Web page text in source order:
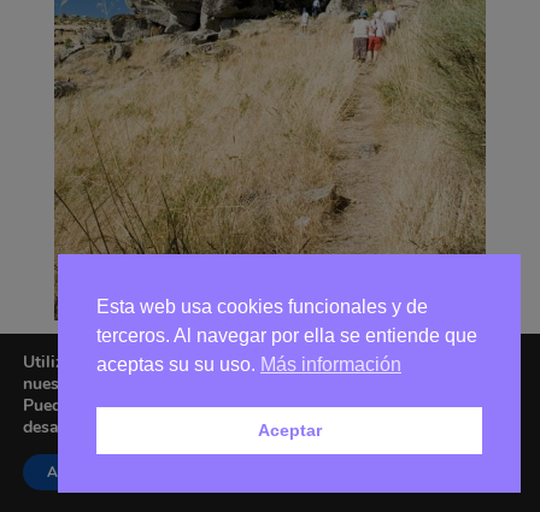
Asociación Amigos de La Adrada © 2026 - Email:
amigoslaadrada@gmail.com
Utilizamos cookies para ofrecerte la mejor experiencia en
nuestra web.
Puedes aprender más sobre qué cookies utilizamos o
desactivarlas en los
Aceptar
Esta web usa cookies funcionales y de
terceros. Al navegar por ella se entiende que
aceptas su su uso. Más información
Aceptar